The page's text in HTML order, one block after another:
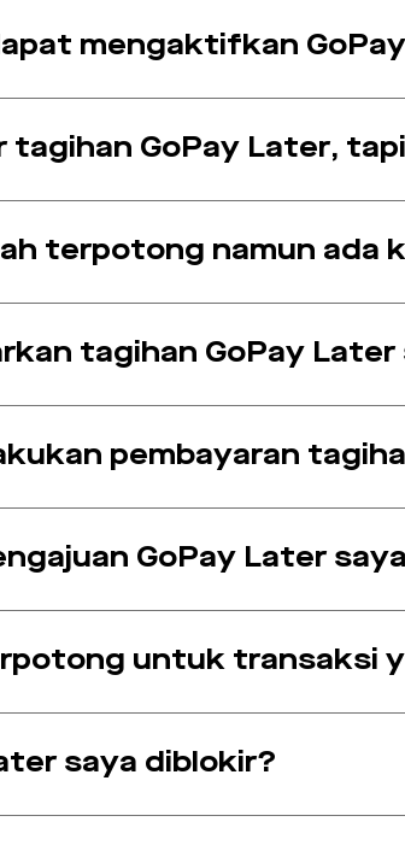
mengaktifkan
tagihan GoPay Later,
terpotong namun ada
tagihan GoPay Later
pembayaran
GoPay Later
untuk transaksi
saya diblokir?